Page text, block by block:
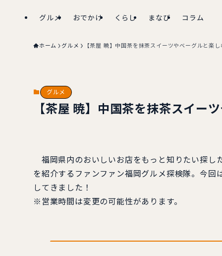
グルメ おでかけ くらし まなび コラム
ホーム グルメ 【茶屋 暁】中国茶を抹茶スイーツやベーグルと楽
グルメ
【茶屋 暁】中国茶を抹茶スイー
福岡県内のおいしいお店をもっと知りたい探し
を紹介するファンファン福岡グルメ探検隊。今
してきました！
※営業時間は変更の可能性があります。